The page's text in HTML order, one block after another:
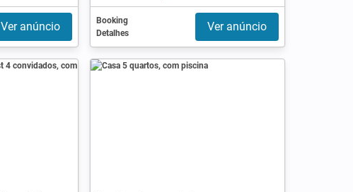
Ver anúncio
Booking
Detalhes
Ver anúncio